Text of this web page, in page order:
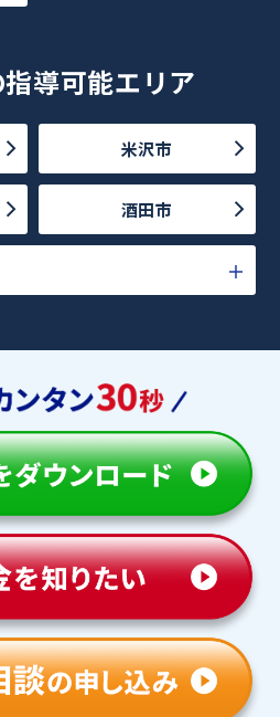
導可能エリア
米沢市
酒田市